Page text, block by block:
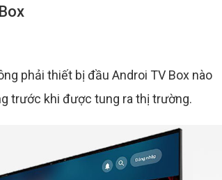
phải thiết bị đầu Androi TV Box nào
trước khi được tung ra thị trường.